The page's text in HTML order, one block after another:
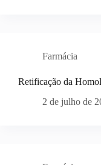
Farmácia
Retificação da
2 de julho de